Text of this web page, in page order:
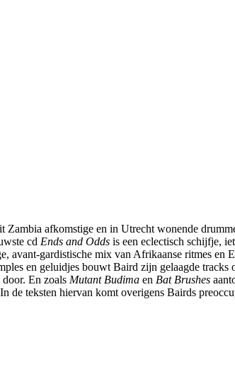
afkomstige en in Utrecht wonende
cd Ends and Odds is een eclectisch schijfje,
avant-gardistische mix van Afrikaanse ritmes en
en geluidjes bouwt Baird zijn gelaagde tracks
En zoals Mutant Budima en Bat Brushes
de teksten hiervan komt overigens Bairds